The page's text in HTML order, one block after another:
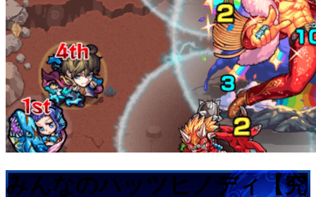
みんなのハッツヒノディ【究